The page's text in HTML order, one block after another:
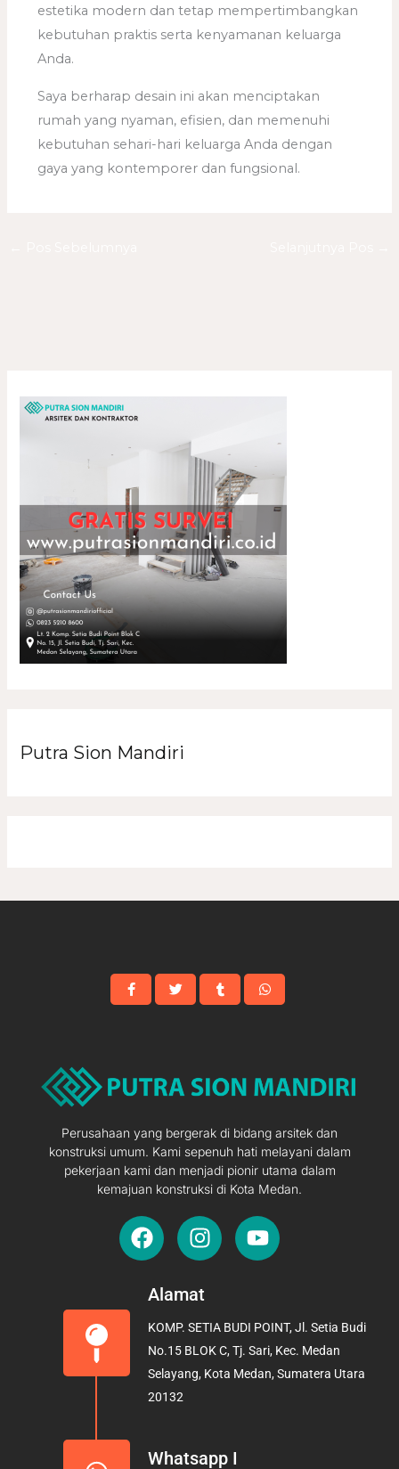
estetika modern dan tetap mempertimbangkan
kebutuhan praktis serta kenyamanan keluarga
Anda.
Saya berharap desain ini akan menciptakan
rumah yang nyaman, efisien, dan memenuhi
kebutuhan sehari-hari keluarga Anda dengan
gaya yang kontemporer dan fungsional.
Putra Sion Mandiri
Perusahaan yang bergerak di bidang arsitek dan
konstruksi umum. Kami sepenuh hati melayani dalam
pekerjaan kami dan menjadi pionir utama dalam
kemajuan konstruksi di Kota Medan.
F
a
e
o
o
k
I
n
t
g
r
a
Y
o
b
e
Alamat
KOMP. SETIA BUDI POINT, Jl. Setia Budi
No.15 BLOK C, Tj. Sari, Kec. Medan
Selayang, Kota Medan, Sumatera Utara
20132
Whatsapp I